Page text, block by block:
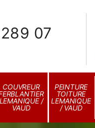
07
COUVREUR
LEMANIQUE /
VAUD
PEINTURE
TOITURE
LEMANIQUE
/ VAUD